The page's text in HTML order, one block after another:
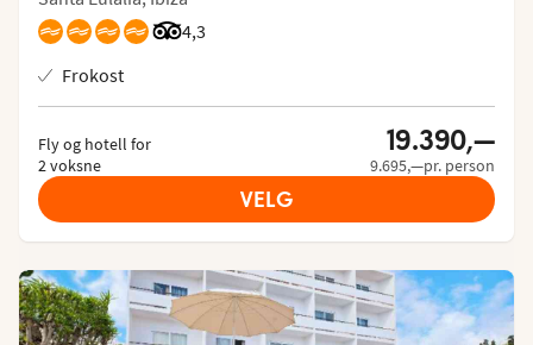
4,3
Vurdering fra Tripadvisor: 4.3 of 5
Frokost
Fly og hotell for
2 voksne
19.390,—
9.695,—pr. person
VELG